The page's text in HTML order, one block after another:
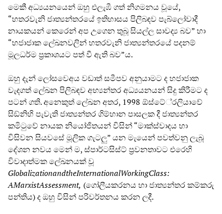
මෙකී අධ්‍යයනයෙන් ඔහු එලැඹී ගත් නිගමනය වූයේ,
“හතරවැනි ජාත්‍යන්තරයේ ඉතිහාසය පිලිබඳව පැබ්ලෝවාදී
නායකයන් කෙරෙන් අප උගෙන තුබූ සියල්ල සාවද්‍ය බව” හා
“හජාජාක ලේඛනවලින් හතරවැනි ජාත්‍යන්තරයේ පදනම්
මූලධර්ම ප්‍රකාශයට පත් වී ඇති බව”ය.
ඔහු දැන් ලෝසවෙඅය වඩාත් සමීපව අනුයාමට ද හජාජාක
වැදගත් ලේඛන පිලිබඳව අභ්‍යන්තර අධ්‍යයනයන් සිදු කිරීමට ද
පටන් ගති. අනෙකුත් ලේඛන අතර, 1998 ඕස්ටේ්‍රලියාවේ
සිඞ්නිහි පැවැති ජාත්‍යන්තර ගිම්හාන පාසලක දී ජාත්‍යන්තර
කමිටුවේ නායක නියෝජිතයන් විසින් “මාක්ස්වාදය හා
විසිවන සියවසේ මූලික ගැටලු” යන මැයෙන් පවත්වනු ලැබූ
දේශන නවය මෙන් ම, ස්පාර්ටසිස්ට් ප්‍රවනතාවට එරෙහි
විවාදාත්මක ලේඛනයක් වූ
GlobalizationandtheInternationalWorkingClass:
AMarxistAssessment, (ගෝලීයකරනය හා ජාත්‍යන්තර කම්කරු
පන්තිය) ද ඔහු විසින් පරිවර්තනය කරන ලදී.